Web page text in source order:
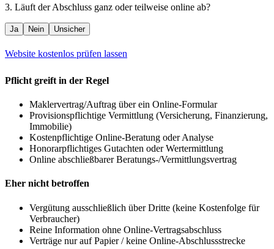
3. Läuft der Abschluss ganz oder teilweise online ab?
Ja Nein Unsicher
Website kostenlos prüfen lassen
Pflicht greift in der Regel
Maklervertrag/Auftrag über ein Online-Formular
Provisionspflichtige Vermittlung (Versicherung, Finanzierung,
Immobilie)
Kostenpflichtige Online-Beratung oder Analyse
Honorarpflichtiges Gutachten oder Wertermittlung
Online abschließbarer Beratungs-/Vermittlungsvertrag
Eher nicht betroffen
Vergütung ausschließlich über Dritte (keine Kostenfolge für
Verbraucher)
Reine Information ohne Online-Vertragsabschluss
Verträge nur auf Papier / keine Online-Abschlussstrecke